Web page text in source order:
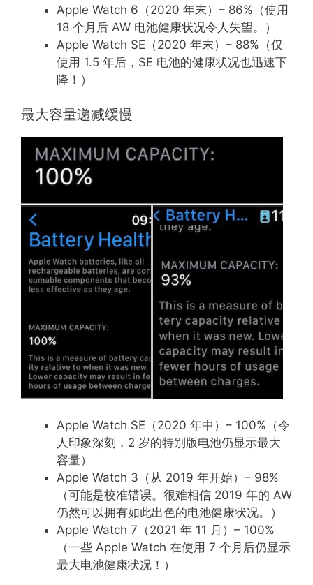
Apple Watch 6（2020 年末）– 86%（使用
18 个月后 AW 电池健康状况令人失望。）
Apple Watch SE（2020 年末）– 88%（仅
使用 1.5 年后，SE 电池的健康状况也迅速下
降！）
最大容量递减缓慢
Apple Watch SE（2020 年中）– 100%（令
人印象深刻，2 岁的特别版电池仍显示最大
容量）
Apple Watch 3（从 2019 年开始）– 98%
（可能是校准错误。很难相信 2019 年的 AW
仍然可以拥有如此出色的电池健康状况。）
Apple Watch 7（2021 年 11 月）– 100%
（一些 Apple Watch 在使用 7 个月后仍显示
最大电池健康状况！）